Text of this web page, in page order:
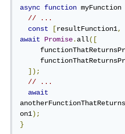
async function myFunction
// ...
const
[resultFunction1,
await
Promise. all([
]);
// ...
await
on1);
}